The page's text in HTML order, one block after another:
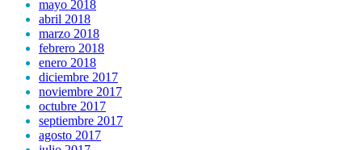
mayo 2018
abril 2018
marzo 2018
febrero 2018
enero 2018
diciembre 2017
noviembre 2017
octubre 2017
septiembre 2017
agosto 2017